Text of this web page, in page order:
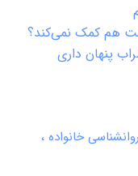
هم کمک نمی‌کند؟
پنهان داری
روانشناسی خانواده